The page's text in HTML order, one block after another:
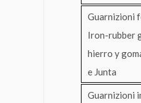
Guarnizioni
Iron-rubber
hierro y
e Junta
Guarnizioni